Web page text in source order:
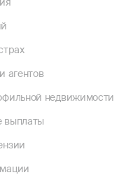
агентов
недвижимости
выплаты